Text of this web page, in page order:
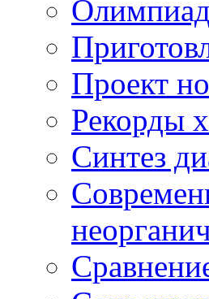
Проект
Рекорды
Синтез